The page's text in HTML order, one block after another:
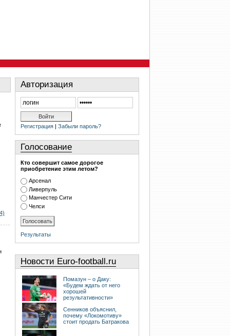
Авторизация
Регистрация | Забыли пароль?
Голосование
Кто совершит самое дорогое
приобретение этим летом?
Арсенал
Ливерпуль
Манчестер Сити
Челси
Результаты
Новости Euro-football.ru
Помазун – о Даку:
«Будем ждать от него
хорошей
результативности»
Сенников объяснил,
почему «Локомотиву»
стоит продать Батракова